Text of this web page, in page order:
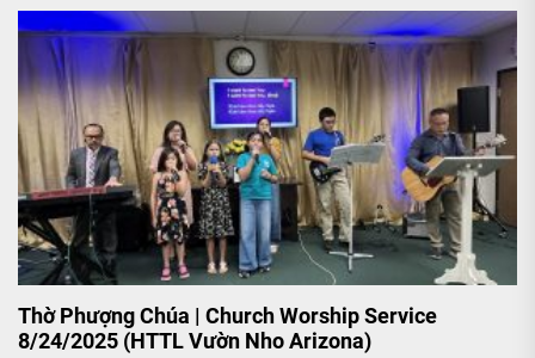
Thờ Phượng Chúa | Church Worship Service
8/24/2025 (HTTL Vườn Nho Arizona)